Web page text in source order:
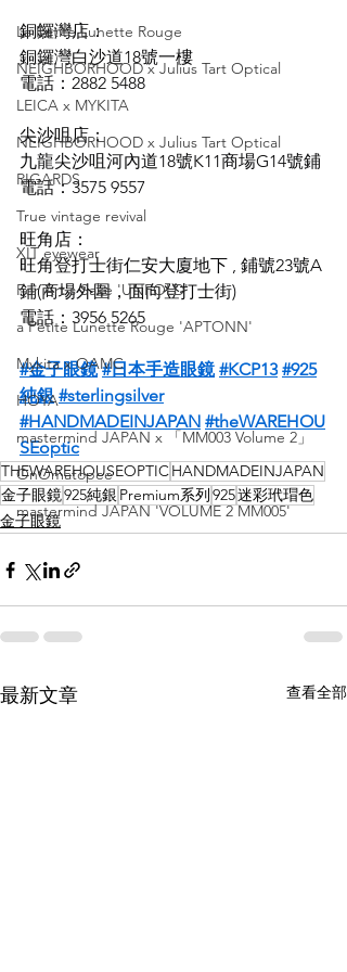
La Petite Lunette Rouge
NEIGHBORHOOD x Julius Tart Optical
LEICA x MYKITA
NEIGHBORHOOD x Julius Tart Optical
RIGARDS
True vintage revival
XIT eyewear
For Art's Sake 'UNFOLD'
a Petite Lunette Rouge 'APTONN'
Mykita x OAMC
HOYA
mastermind JAPAN x 「MM003 Volume 2」
OnOmatopee
mastermind JAPAN 'VOLUME 2 MM005'
銅鑼灣店：
銅鑼灣白沙道18號一樓
電話：2882 5488
尖沙咀店：
九龍尖沙咀河內道18號K11商場G14號鋪
電話：3575 9557
旺角店：
旺角登打士街仁安大廈地下 , 鋪號23號A
鋪(商場外圍，面向登打士街)
電話：3956 5265
#金子眼鏡 #日本手造眼鏡 #KCP13 #925
純銀 #sterlingsilver
#HANDMADEINJAPAN #theWAREHOU
SEoptic
THEWAREHOUSEOPTICHANDMADEINJAPAN
金子眼鏡925純銀 Premium系列 925迷彩玳瑁色
金子眼鏡
最新文章 查看全部